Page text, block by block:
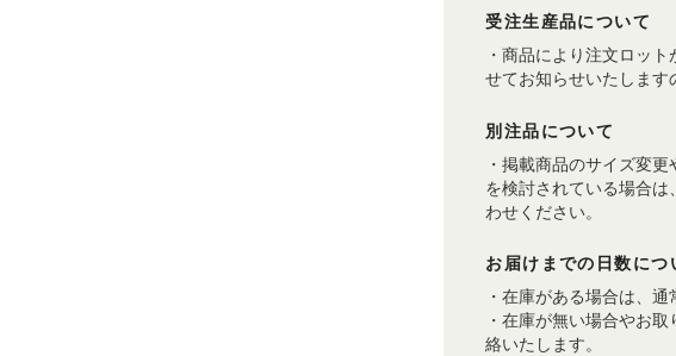
受注生産品について
・商品により注文ロッ
せてお知らせいたします
別注品について
・掲載商品のサイズ変
を検討されている場合
わせください。
お届けまでの日数につ
・在庫がある場合は、通
・在庫が無い場合やお
絡いたします。